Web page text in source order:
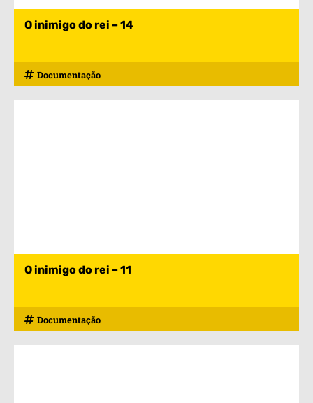
O inimigo do rei – 14
Documentação
O inimigo do rei – 11
Documentação